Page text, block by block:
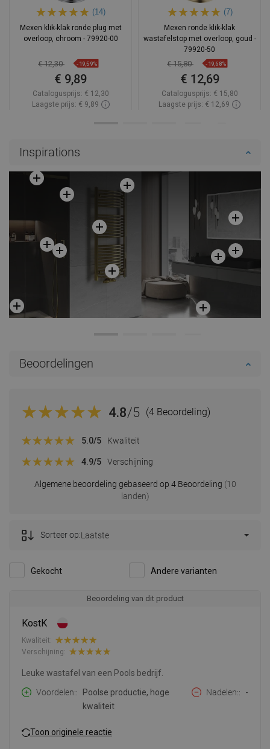
(14)
Mexen klik-klak ronde plug met
overloop, chroom - 79920-00
€ 12,30 -19,59%
€ 9,89
Catalogusprijs: € 12,30
Laagste prijs: € 9,89
(7)
Mexen ronde klik-klak
wastafelstop met overloop, goud -
79920-50
€ 15,80 -19,68%
€ 12,69
Catalogusprijs: € 15,80
Laagste prijs: € 12,69
Inspirations
Beoordelingen
4.8/5 (4 Beoordeling)
Algemene beoordeling gebaseerd op 4 Beoordeling (10
landen)
5.0/5 Kwaliteit
4.9/5 Verschijning
Gekocht Andere varianten
Sorteer op:Laatste
Beoordeling van dit product
KostK
Kwaliteit:
Verschijning:
Leuke wastafel van een Pools bedrijf.
Voordelen:
Poolse productie, hoge
kwaliteit
Nadelen: -
Toon originele reactie